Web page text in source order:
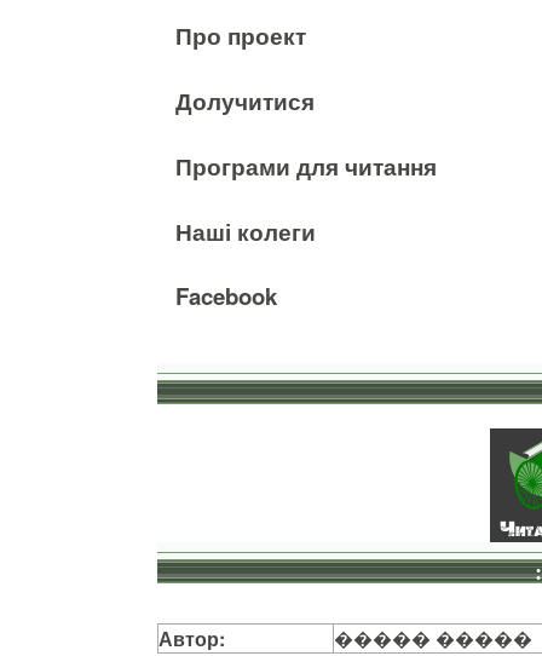
Про проект
Долучитися
Програми для читання
Наші колеги
Facebook
Автор: ����� �����